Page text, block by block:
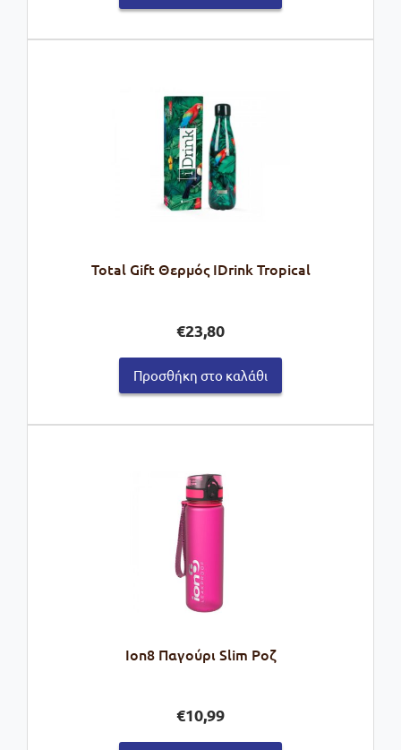
Total Gift Θερμός IDrink Tropical
€23,80
Προσθήκη στο καλάθι
Ion8 Παγούρι Slim Ροζ
€10,99